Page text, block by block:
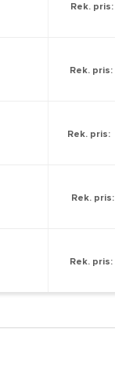
Rek. pris:
Rek. pris:
Rek. pris:
Rek. pris:
Rek. pris: